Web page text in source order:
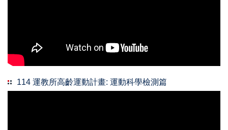
114 運教所高齡運動計畫: 運動科學檢測篇